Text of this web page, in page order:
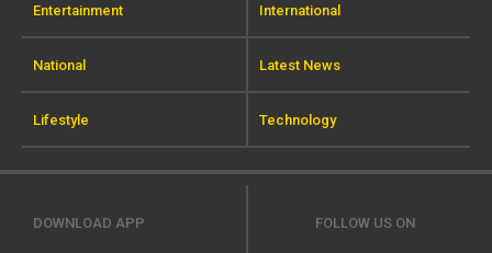
Entertainment International
National Latest News
Lifestyle Technology
DOWNLOAD APP FOLLOW US ON